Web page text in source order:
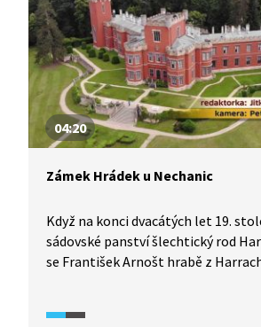
04:20
Zámek Hrádek u Nechanic
Když na konci dvacátých let 19.
sádovské panství šlechtický rod
se František Arnošt hrabě z
romantické neogotiky a těší se